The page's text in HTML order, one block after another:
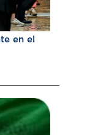
en el